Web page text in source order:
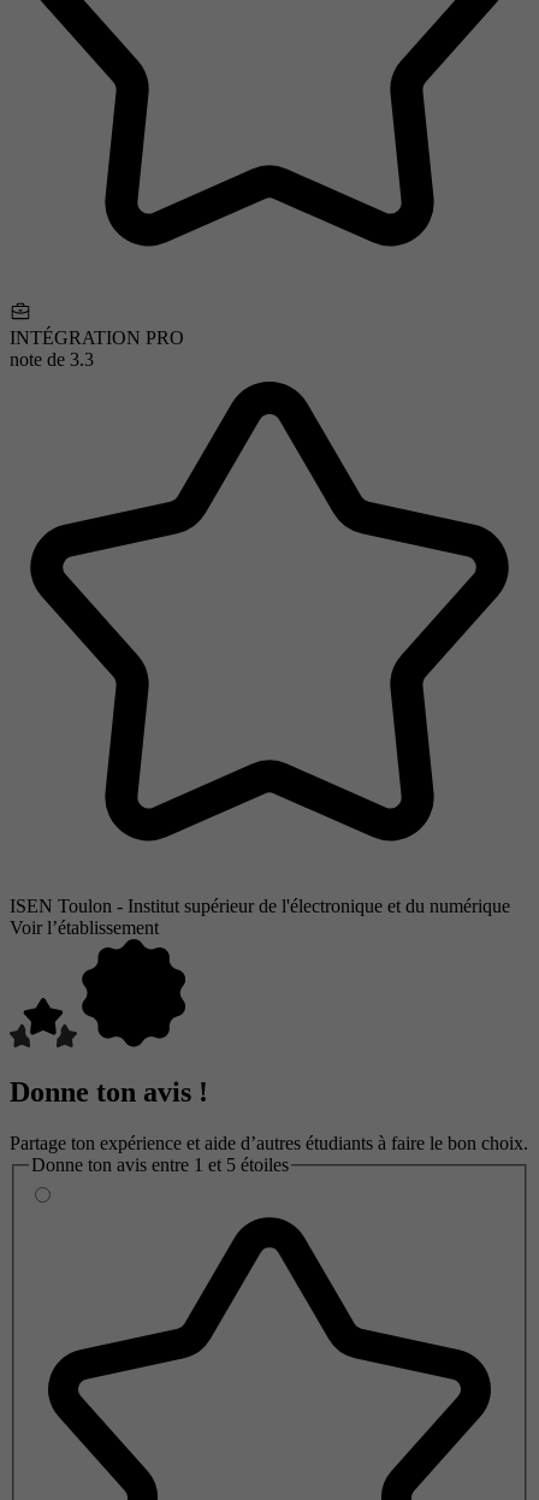
INTÉGRATION PRO
note de 3.3
ISEN Toulon - Institut supérieur de l'électronique et du numérique
Voir l’établissement
Donne ton avis !
Partage ton expérience et aide d’autres étudiants à faire le bon choix.
Donne ton avis entre 1 et 5 étoiles